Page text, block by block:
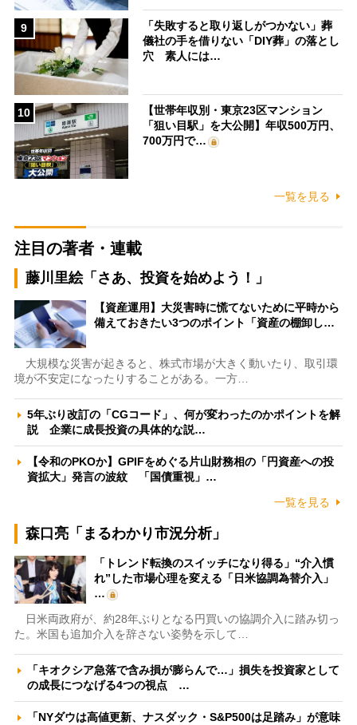
9
「失敗すると取り返しがつかない」葬
儀社の手を借りない「DIY葬」の落とし
穴 素人には…
10
【世帯年収別・東京23区マンション
「狙い目駅」を大公開】年収500万円、
700万円で…
一覧を見る
注目の著者・連載
藤川里絵「さあ、投資を始めよう！」
【資産運用】大災害時に慌てないために平時から
備えておきたい3つのポイント「資産の棚卸し…
大規模な災害が起きると、株式市場が大きく動いたり、取引環
境が不安定になったりすることがある。一方…
5年ぶり改訂の「CGコード」、何が変わったのかポイントを解
説 企業に成長投資の具体的な説…
【令和のPKOか】GPIFをめぐる片山財務相の「円資産への投
資拡大」発言の波紋 「国債重視」…
一覧を見る
森口亮「まるわかり市況分析」
「トレンド転換のスイッチになり得る」“介入慣
れ”した市場心理を変える「日米協調為替介入」
…
日米両政府が、約28年ぶりとなる円買いの協調介入に踏み切っ
た。米国も追加介入を辞さない姿勢を示して…
「キオクシア急落で含み損が膨らんで…」損失を投資家として
の成長につなげる4つの視点 …
「NYダウは高値更新、ナスダック・S&P500は足踏み」が意味